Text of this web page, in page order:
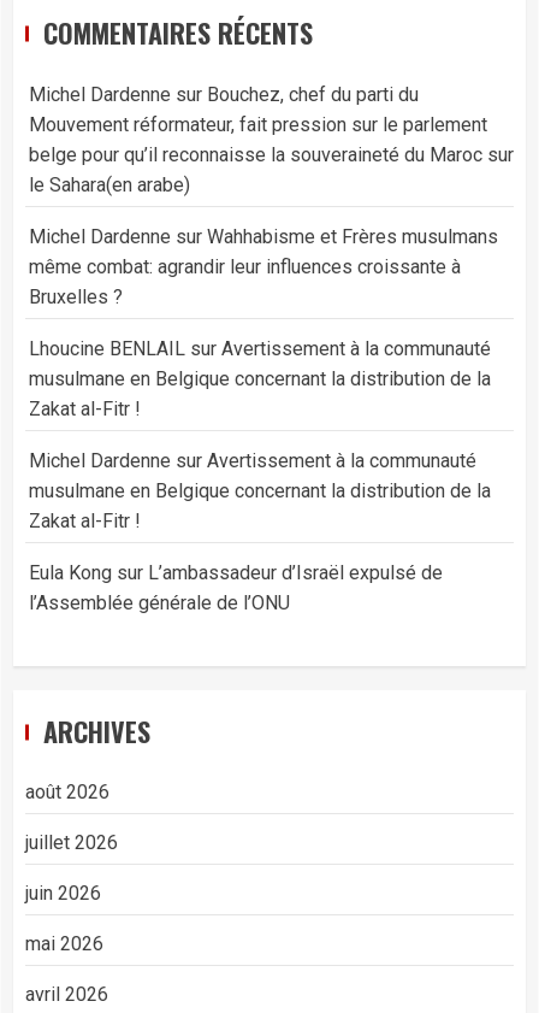
COMMENTAIRES RÉCENTS
Michel Dardenne sur Bouchez, chef du parti du
Mouvement réformateur, fait pression sur le parlement
belge pour qu’il reconnaisse la souveraineté du Maroc sur
le Sahara(en arabe)
Michel Dardenne sur Wahhabisme et Frères musulmans
même combat: agrandir leur influences croissante à
Bruxelles ?
Lhoucine BENLAIL sur Avertissement à la communauté
musulmane en Belgique concernant la distribution de la
Zakat al-Fitr !
Michel Dardenne sur Avertissement à la communauté
musulmane en Belgique concernant la distribution de la
Zakat al-Fitr !
Eula Kong sur L’ambassadeur d’Israël expulsé de
l’Assemblée générale de l’ONU
ARCHIVES
août 2026
juillet 2026
juin 2026
mai 2026
avril 2026